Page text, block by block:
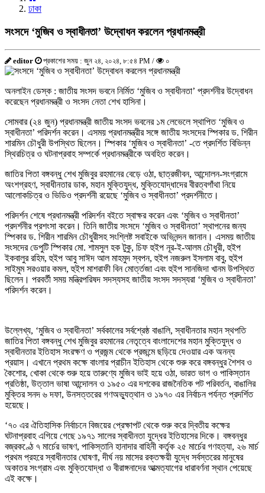
ঢাকা
সংসদে ‘মুজিব ও স্বাধীনতা’ উদ্বোধন করলেন প্রধানমন্ত্রী
editor প্রকাশের সময় : জুন ২৪, ২০২৪, ৮:৫৪ PM / ০
অনলাইন ডেস্ক : জাতীয় সংসদ ভবনে নির্মিত ‘মুজিব ও স্বাধীনতা’ প্রদর্শনীর উদ্বোধন
করেছেন প্রধানমন্ত্রী ও সংসদ নেতা শেখ হাসিনা।
সোমবার (২৪ জুন) প্রধানমন্ত্রী জাতীয় সংসদ ভবনের ১ম লেভেলে স্থাপিত ‘মুজিব ও
স্বাধীনতা’ পরিদর্শন করেন। এসময় প্রধানমন্ত্রীর সঙ্গে জাতীয় সংসদের স্পিকার ড. শিরীন
শারমিন চৌধুরী উপস্থিত ছিলেন। স্পিকার ‘মুজিব ও স্বাধীনতা’ -তে প্রদর্শিত বিভিন্ন
স্থিরচিত্র ও ঘটনাপ্রবাহ সম্পর্কে প্রধানমন্ত্রীকে অবহিত করেন।
জাতির পিতা বঙ্গবন্ধু শেখ মুজিবুর রহমানের বেড়ে ওঠা, ছাত্রজীবন, আন্দোলন-সংগ্রামে
অংশগ্রহণ, স্বাধীনতার ডাক, মহান মুক্তিযুদ্ধ, মুক্তিযোদ্ধাদের বীরত্বগাঁথা নিয়ে
আলোকচিত্র ও ভিডিও প্রদর্শনী রয়েছে ‘মুজিব ও স্বাধীনতা’ প্রদর্শনীতে।
পরিদর্শন শেষে প্রধানমন্ত্রী পরিদর্শন বইতে স্বাক্ষর করেন এবং ‘মুজিব ও স্বাধীনতা’
প্রদর্শনীর প্রশংসা করেন। তিনি জাতীয় সংসদে ‘মুজিব ও স্বাধীনতা’ স্থাপনের জন্য
স্পিকার ড. শিরীন শারমিন চৌধুরীসহ সংশ্লিষ্ট সবাইকে অভিনন্দন জানান। এসময় জাতীয়
সংসদের ডেপুটি স্পিকার মো. শামসুল হক টুকু, চিফ হুইপ নূর-ই-আলম চৌধুরী, হুইপ
ইকবালুর রহিম, হুইপ আবু সাঈদ আল মাহমুদ স্বপন, হুইপ নজরুল ইসলাম বাবু, হুইপ
সাইমুম সরওয়ার কমল, হুইপ মাশরাফী বিন মোর্ত্তজা এবং হুইপ সানজিদা খানম উপস্থিত
ছিলেন। পরবর্তী সময় মন্ত্রিপরিষদ সদস্যসহ জাতীয় সংসদ সদস্যরা ‘মুজিব ও স্বাধীনতা’
পরিদর্শন করেন।
উল্লেখ্য, ‘মুজিব ও স্বাধীনতা’ সর্বকালের সর্বশ্রেষ্ঠ বাঙালি, স্বাধীনতার মহান স্থপতি
জাতির পিতা বঙ্গবন্ধু শেখ মুজিবুর রহমানের নেতৃত্বে বাংলাদেশের মহান মুক্তিযুদ্ধ ও
স্বাধীনতার ইতিহাস সংরক্ষণ ও প্রজন্ম থেকে প্রজন্মে ছড়িয়ে দেওয়ার এক অনন্য
প্রয়াস। এখানে প্রথম কক্ষে বাংলার প্রাচীন ইতিহাস থেকে শুরু করে বঙ্গবন্ধুর শৈশব ও
কৈশোর, খোকা থেকে শুরু হয়ে তারুণ্যে মুজিব ভাই হয়ে ওঠা, ভারত ভাগ ও পাকিস্তান
প্রতিষ্ঠা, উত্তাল ভাষা আন্দোলন ও ১৯৫০ এর দশকের রাজনৈতিক পট পরিবর্তন, বাঙালির
মুক্তির সনদ ৬ দফা, উনসত্তরের গণঅভ্যুত্থান ও ১৯৭০ এর নির্বাচন পর্যন্ত প্রদর্শিত
হয়েছে।
‘৭০ এর ঐতিহাসিক নির্বাচনে বিজয়ের প্রেক্ষাপট থেকে শুরু করে দ্বিতীয় কক্ষের
ঘটনাপ্রবাহ এগিয়ে গেছে ১৯৭১ সালের স্বাধীনতা যুদ্ধের ইতিহাসের দিকে। বঙ্গবন্ধুর
বজ্রকণ্ঠে ৭ মার্চের ভাষণ, পাকিস্তানি হানাদার বাহিনী কর্তৃক ২৫ মার্চের গণহত্যা, ২৬ মার্চ
প্রথম প্রহরে স্বাধীনতার ঘোষণা, দীর্ঘ নয় মাসের রক্তক্ষয়ী যুদ্ধে সর্বস্তরের মানুষের
অকাতর সংগ্রাম এবং মুক্তিযোদ্ধা ও বীরাঙ্গনাদের আত্মত্যাগের ধারাবর্ণনা স্থান পেয়েছে
এই কক্ষে।